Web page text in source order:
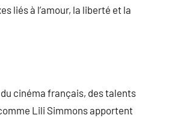
liés à l’amour, la liberté et la
du cinéma français, des talents
Lili Simmons apportent